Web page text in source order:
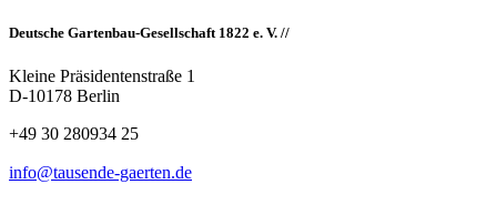
Deutsche Gartenbau-Gesellschaft 1822 e. V. //
Kleine Präsidentenstraße 1
D-10178 Berlin
+49 30 280934 25
info@tausende-gaerten.de